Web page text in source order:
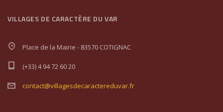
VILLAGES DE CARACTÈRE DU VAR
Place de la Mairie - 83570 COTIGNAC
(+33) 4 94 72 60 20
contact@villagesdecaractereduvar.fr